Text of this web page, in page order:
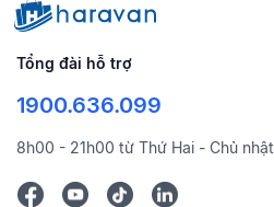
Tổng đài hỗ trợ
1900.636.099
8h00 - 21h00 từ Thứ Hai - Chủ nhật